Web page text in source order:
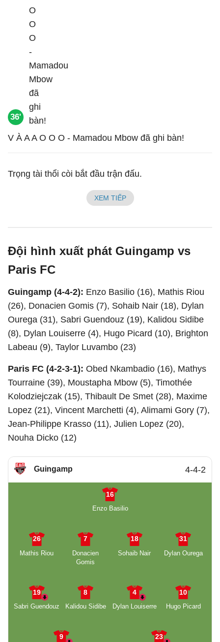
36'
V À A A O O O - Mamadou Mbow đã ghi bàn!
Trọng tài thổi còi bắt đầu trận đấu.
XEM TIẾP
Đội hình xuất phát Guingamp vs
Paris FC
Guingamp (4-4-2): Enzo Basilio (16), Mathis Riou
(26), Donacien Gomis (7), Sohaib Nair (18), Dylan
Ourega (31), Sabri Guendouz (19), Kalidou Sidibe
(8), Dylan Louiserre (4), Hugo Picard (10), Brighton
Labeau (9), Taylor Luvambo (23)
Paris FC (4-2-3-1): Obed Nkambadio (16), Mathys
Tourraine (39), Moustapha Mbow (5), Timothée
Kolodziejczak (15), Thibault De Smet (28), Maxime
Lopez (21), Vincent Marchetti (4), Alimami Gory (7),
Jean-Philippe Krasso (11), Julien Lopez (20),
Nouha Dicko (12)
Guingamp 4-4-2
16
Enzo Basilio
26
Mathis Riou
7
Donacien
Gomis
18
Sohaib Nair
31
Dylan Ourega
19
Sabri Guendouz
8
Kalidou Sidibe
4
Dylan Louiserre
10
Hugo Picard
9 23